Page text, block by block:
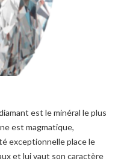
est le minéral le plus
est magmatique,
exceptionnelle place le
et lui vaut son caractère